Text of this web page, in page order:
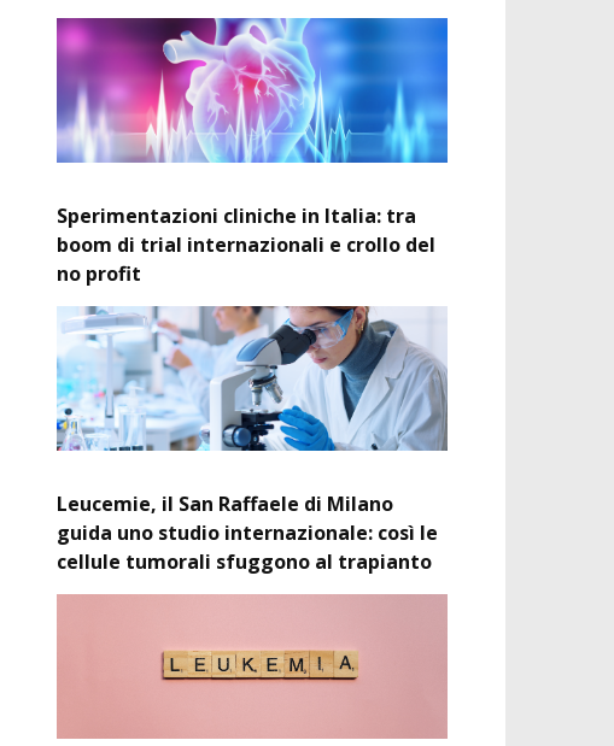
Sperimentazioni cliniche in Italia: tra
boom di trial internazionali e crollo del
no profit
Leucemie, il San Raffaele di Milano
guida uno studio internazionale: così le
cellule tumorali sfuggono al trapianto